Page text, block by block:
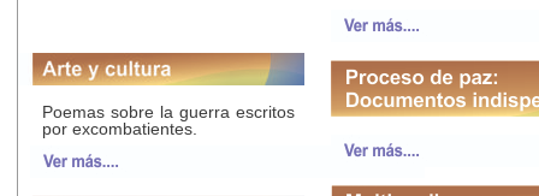
Poemas sobre la guerra escritos
por excombatientes.